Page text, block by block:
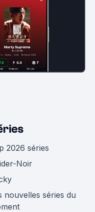
2026 séries
Noir
nouvelles séries du